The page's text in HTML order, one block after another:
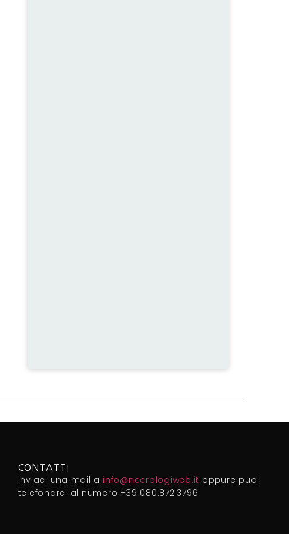
CONTATTI
Inviaci una mail a info@necrologiweb.it oppure puoi
telefonarci al numero +39 080.872.3796